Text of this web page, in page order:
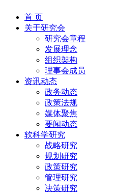
首 页
关于研究会
研究会章程
发展理念
组织架构
理事会成员
资讯动态
政务动态
政策法规
媒体聚焦
要闻动态
软科学研究
战略研究
规划研究
政策研究
管理研究
决策研究